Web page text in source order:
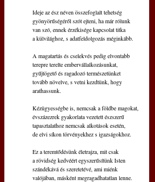
Ideje az ész néven összefoglalt tehetség
gyönyörűségéről szót ejteni, ha már rólunk
van szó, ennek érzékisége kapcsolat titka
a külvilághoz, s adatfeldolgozás méginkább.
A magatartás és cselekvés pedig elvontabb
terepre terelte embervállalkozásunkat,
gyűjtögető és ragadozó természetünket
tovább növelve, s vetni kezdtünk, hogy
arathassunk.
Kézügyességbe is, nemcsak a földbe magokat,
évszázezrek gyakorlata vezetett észszerű
tapasztalathoz nemcsak alkotások esetén,
de elvi síkon törvényekhez s igazságokhoz.
Ez a teremtődésünk életrajza, mit csak
a rövidség kedvéért egyszerűsítünk Isten
szándékává és szeretetévé, ami miénk
valójában, másként megragadhatatlan lenne.